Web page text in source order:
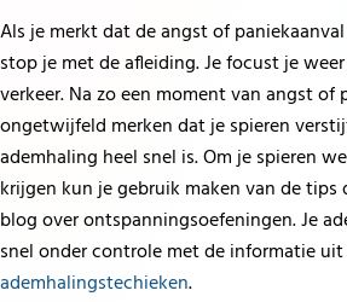
Als je merkt dat de angst of
stop je met de afleiding. Je focust je
verkeer. Na zo een moment van angst of
ongetwijfeld merken dat je spieren
ademhaling heel snel is. Om je spieren
krijgen kun je gebruik maken van de tips
blog over ontspanningsoefeningen. Je
snel onder controle met de informatie
ademhalingstechieken.